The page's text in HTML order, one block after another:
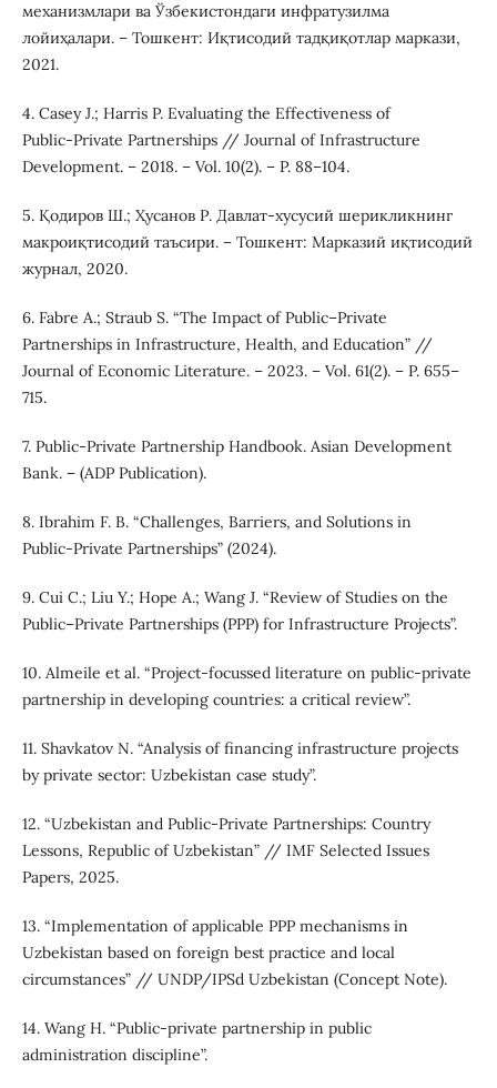
механизмлари ва Ўзбекистондаги инфратузилма
лойиҳалари. – Тошкент: Иқтисодий тадқиқотлар маркази,
2021.
4. Casey J.; Harris P. Evaluating the Effectiveness of
Public‑Private Partnerships // Journal of Infrastructure
Development. – 2018. – Vol. 10(2). – P. 88–104.
5. Қодиров Ш.; Ҳусанов Р. Давлат‑хусусий шерикликнинг
макроиқтисодий таъсири. – Тошкент: Марказий иқтисодий
журнал, 2020.
6. Fabre A.; Straub S. “The Impact of Public–Private
Partnerships in Infrastructure, Health, and Education” //
Journal of Economic Literature. – 2023. – Vol. 61(2). – P. 655–
715.
7. Public‑Private Partnership Handbook. Asian Development
Bank. – (ADP Publication).
8. Ibrahim F. B. “Challenges, Barriers, and Solutions in
Public‑Private Partnerships” (2024).
9. Cui C.; Liu Y.; Hope A.; Wang J. “Review of Studies on the
Public–Private Partnerships (PPP) for Infrastructure Projects”.
10. Almeile et al. “Project‑focussed literature on public-private
partnership in developing countries: a critical review”.
11. Shavkatov N. “Analysis of financing infrastructure projects
by private sector: Uzbekistan case study”.
12. “Uzbekistan and Public‑Private Partnerships: Country
Lessons, Republic of Uzbekistan” // IMF Selected Issues
Papers, 2025.
13. “Implementation of applicable PPP mechanisms in
Uzbekistan based on foreign best practice and local
circumstances” // UNDP/IPSd Uzbekistan (Concept Note).
14. Wang H. “Public-private partnership in public
administration discipline”.